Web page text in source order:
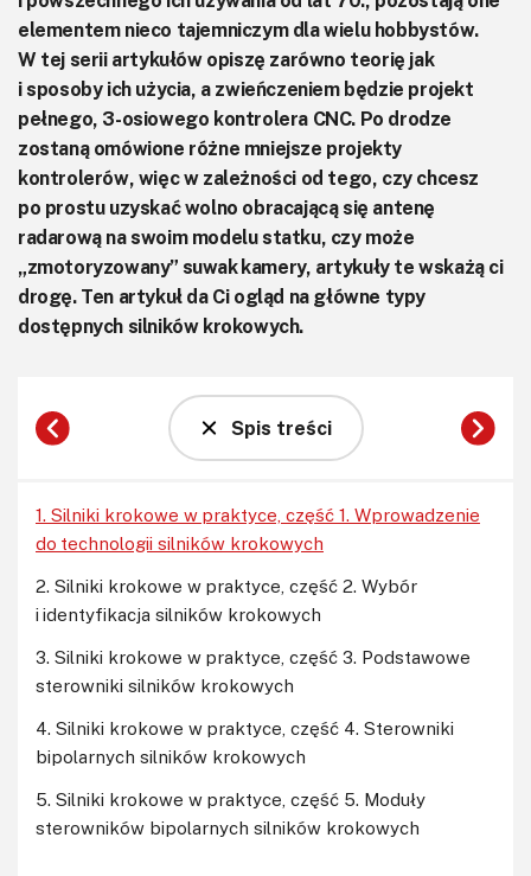
elementem nieco tajemniczym dla wielu hobbystów.
W tej serii artykułów opiszę zarówno teorię jak
i sposoby ich użycia, a zwieńczeniem będzie projekt
pełnego, 3-osiowego kontrolera CNC. Po drodze
zostaną omówione różne mniejsze projekty
kontrolerów, więc w zależności od tego, czy chcesz
po prostu uzyskać wolno obracającą się antenę
radarową na swoim modelu statku, czy może
„zmotoryzowany” suwak kamery, artykuły te wskażą ci
drogę. Ten artykuł da Ci ogląd na główne typy
dostępnych silników krokowych.
Spis treści
1. Silniki krokowe w praktyce, część 1. Wprowadzenie
do technologii silników krokowych
2. Silniki krokowe w praktyce, część 2. Wybór
i identyfikacja silników krokowych
3. Silniki krokowe w praktyce, część 3. Podstawowe
sterowniki silników krokowych
4. Silniki krokowe w praktyce, część 4. Sterowniki
bipolarnych silników krokowych
5. Silniki krokowe w praktyce, część 5. Moduły
sterowników bipolarnych silników krokowych